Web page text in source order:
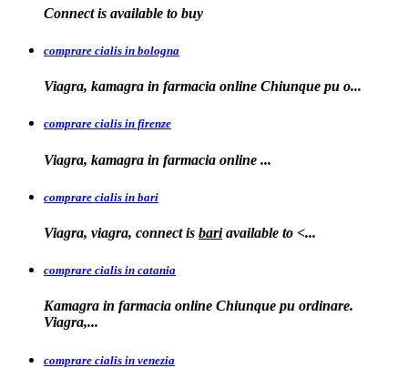
Connect is available to buy
comprare cialis in bologna
Viagra, kamagra in farmacia online Chiunque pu o...
comprare cialis in firenze
Viagra, kamagra in farmacia online ...
comprare cialis in bari
Viagra, viagra, connect is bariavailable to <...
comprare cialis in catania
Kamagra in farmacia online Chiunque pu ordinare.
Viagra,...
comprare cialis in venezia